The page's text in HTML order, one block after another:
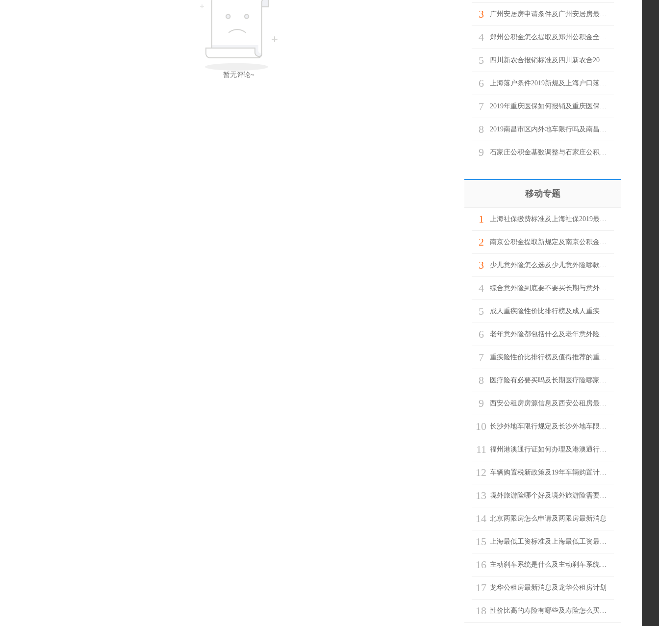
暂无评论~
3 广州安居房申请条件及广州安居房最新消息
4 郑州公积金怎么提取及郑州公积金全额提取条件
5 四川新农合报销标准及四川新农合2019报销范围
6 上海落户条件2019新规及上海户口落户政策
7 2019年重庆医保如何报销及重庆医保报销流程
8 2019南昌市区内外地车限行吗及南昌市区内外地车限行规定
9 石家庄公积金基数调整与石家庄公积金最低标准
移动专题
1 上海社保缴费标准及上海社保2019最新基数
2 南京公积金提取新规定及南京公积金网上怎么提取
3 少儿意外险怎么选及少儿意外险哪款产品好
4 综合意外险到底要不要买长期与意外险哪家好
5 成人重疾险性价比排行榜及成人重疾险推荐
6 老年意外险都包括什么及老年意外险怎么陪
7 重疾险性价比排行榜及值得推荐的重疾险
8 医疗险有必要买吗及长期医疗险哪家最实惠
9 西安公租房房源信息及西安公租房最新消息
10 长沙外地车限行规定及长沙外地车限行吗
11 福州港澳通行证如何办理及港澳通行证续签
12 车辆购置税新政策及19年车辆购置计算器
13 境外旅游险哪个好及境外旅游险需要买吗
14 北京两限房怎么申请及两限房最新消息
15 上海最低工资标准及上海最低工资最新消息
16 主动刹车系统是什么及主动刹车系统有必要吗
17 龙华公租房最新消息及龙华公租房计划
18 性价比高的寿险有哪些及寿险怎么买划算